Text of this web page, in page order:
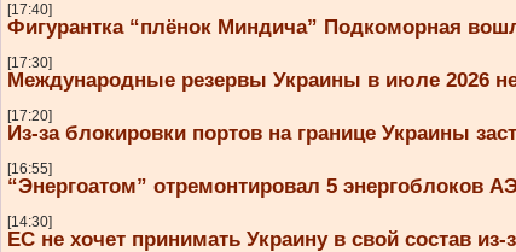
[17:40]
Фигурантка “плёнок Миндича” Подкоморная
[17:30]
Международные резервы Украины в июле 2026
[17:20]
Из-за блокировки портов на границе Украины
[16:55]
“Энергоатом” отремонтировал 5 энергоблоков
[14:30]
ЕС не хочет принимать Украину в свой состав